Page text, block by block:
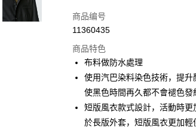
信用卡一次付款
3期 0利率，每期
合作金库商业银行
华南商业银行
国泰世华商业银行
台湾中小企业银行
6期 0利率，每期NT$881
合作金库商业银行
华南商业银行
上海商业储蓄银行
Apple Pay
街口支付
商品编号
11360435
商品特色
布料做防水處理
使用汽巴染料染色技術，提升
使黑色時間再久都不會褪色發
短版風衣款式設計，活動時
於長版外套，短版風衣更加輕